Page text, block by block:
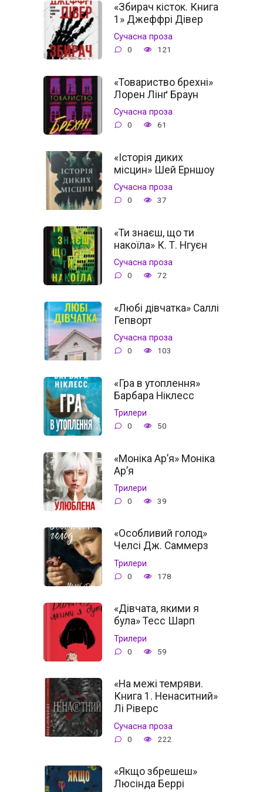
«Збирач кісток. Книга
1» Джеффрі Дівер
Сучасна проза
0 121
«Товариство брехні»
Лорен Лінґ Браун
Сучасна проза
0 61
«Історія диких
місцин» Шей Ерншоу
Сучасна проза
0 37
«Ти знаєш, що ти
накоїла» К. Т. Нгуєн
Сучасна проза
0 72
«Любі дівчатка» Саллі
Гепворт
Сучасна проза
0 103
«Гра в утоплення»
Барбара Ніклесс
Трилери
0 50
«Моніка Ар’я» Моніка
Ар’я
Трилери
0 39
«Особливий голод»
Челсі Дж. Саммерз
Трилери
0 178
«Дівчата, якими я
була» Тесс Шарп
Трилери
0 59
«На межі темряви.
Книга 1. Ненаситний»
Лі Ріверс
Сучасна проза
0 222
«Якщо збрешеш»
Люсінда Беррі